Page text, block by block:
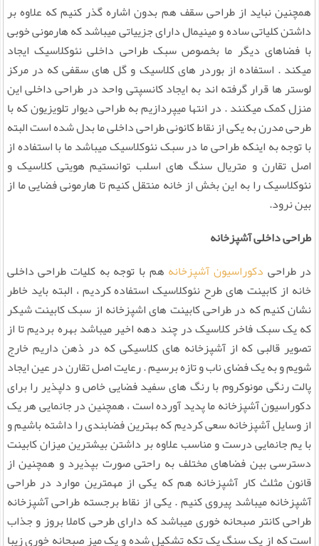
همچنین نباید از طراحی سقف هم بدون اشاره گذر کنیم که علاوه بر
داشتن کلیاتی ساده و مینیمال دارای جزییاتی میباشد که هارمونی خوبی
با فضاهای دیگر ما بخصوص سبک طراحی داخلی نئوکلاسیک ایجاد
میکند . استفاده از بوردر های کلاسیک و گل های سقفی که در مرکز
لوستر ها قرار گرفته اند به ایجاد کانسپتی واحد در طراحی داخلی این
منزل کمک میکنند . در انتها میپردازیم به طراحی دیوار تلویزیون که با
طرحی مدرن به یکی از نقاط کانونی طراحی داخلی ما بدل شده است البته
با توجه به اینکه طراحی ما در سبک نئوکلاسیک میباشد ما با استفاده از
اصل تقارن و متریال سنگ های اسلب توانستیم هویتی کلاسیک و
نئوکلاسیک را به این بخش از خانه منتقل کنیم تا هارمونی فضایی ما از
بین نرود.
طراحی داخلی آشپزخانه
در طراحی دکوراسیون آشپزخانه هم با توجه به کلیات طراحی داخلی
خانه از کابینت های طرح نئوکلاسیک استفاده کردیم ، البته باید خاطر
نشان کنیم که در طراحی کابینت های اشپزخانه از سبک کابینت شیکر
که یک سبک فاخر کلاسیک در چند دهه اخیر میباشد بهره بردیم تا از
تصویر قالبی که از آشپزخانه های کلاسیکی که در ذهن داریم خارج
شویم و به یک فضای ناب و تازه برسیم . رعایت اصل تقارن در عین ایجاد
پالت رنگی مونوکروم با رنگ های سفید فضایی خاص و دلپذیر را برای
دکوراسیون آشپزخانه ما پدید آورده است ، همچنین در جانمایی هر یک
از وسایل آشپزخانه سعی کردیم که بهترین فضابندی را داشته باشیم و
با یم جانمایی درست و مناسب علاوه بر داشتن بیشترین میزان کابینت
دسترسی بین فضاهای مختلف به راحتی صورت بپذیرد و همچنین از
قانون مثلث کار آشپزخانه هم که یکی از مهمترین موارد در طراحی
آشپزخانه میباشد پیروی کنیم . یکی از نقاط برجسته طراحی آشپزخانه
طراحی کانتر صبحانه خوری میباشد که دارای طرحی کاملا بروز و جذاب
است که از یک سنگ یک تکه تشکیل شده و یک میز صبحانه خوری زیبا